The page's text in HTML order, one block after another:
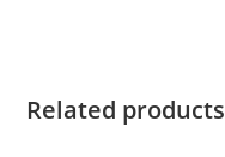
Related products